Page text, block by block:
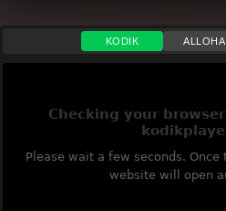
KODIK ALLOHA